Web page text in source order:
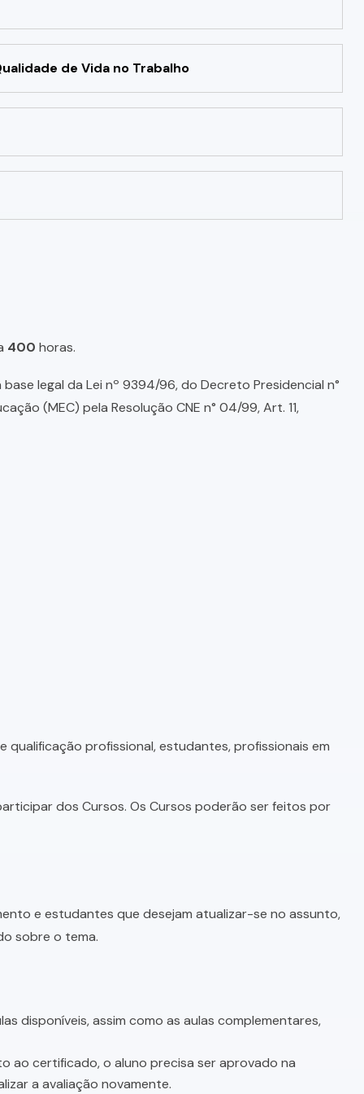
de Vida no Trabalho
400 horas.
legal da Lei nº 9394/96, do Decreto Presidencial n°
(MEC) pela Resolução CNE n° 04/99, Art. 11,
profissional, estudantes, profissionais em
dos Cursos. Os Cursos poderão ser feitos por
e estudantes que desejam atualizar-se no assunto,
sobre o tema.
disponíveis, assim como as aulas complementares,
ao certificado, o aluno precisa ser aprovado na
a avaliação novamente.